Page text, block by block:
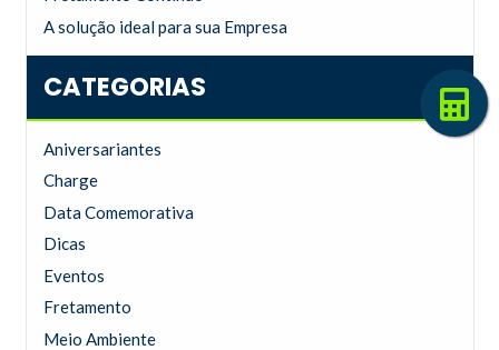
A solução ideal para sua Empresa
CATEGORIAS
Aniversariantes
Charge
Data Comemorativa
Dicas
Eventos
Fretamento
Meio Ambiente